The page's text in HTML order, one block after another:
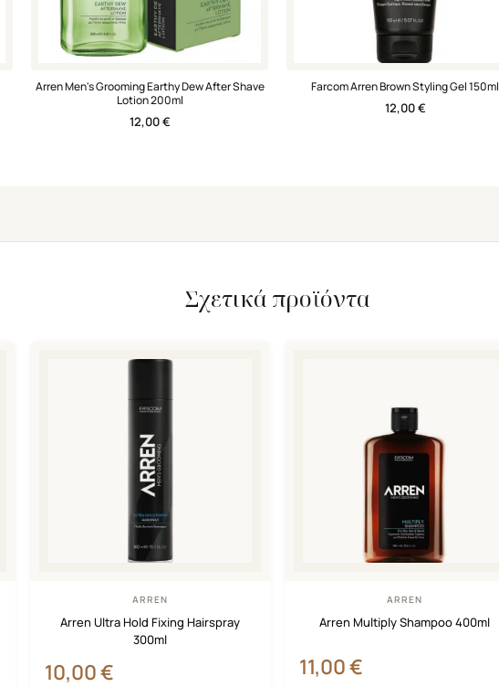
Arren Men's Grooming Earthy Dew After Shave
Lotion 200ml
12,00€
Farcom Arren Brown Styling Gel 150ml
12,00€
Σχετικά προϊόντα
ARREN
Arren Ultra Hold Fixing Hairspray
300ml
10,00€
ARREN
Arren Multiply Shampoo 400ml
11,00€